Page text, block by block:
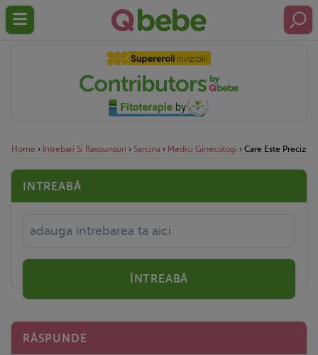
Home › Intrebari Si Raspunsuri › Sarcina › Medici Ginecologi › Care Este Precizia
INTREABĂ
ÎNTREABĂ
RĂSPUNDE